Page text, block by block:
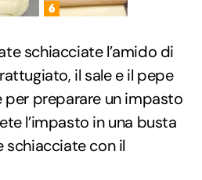
6
schiacciate l’amido di
il sale e il pepe
per preparare un impasto
l’impasto in una busta
schiacciate con il